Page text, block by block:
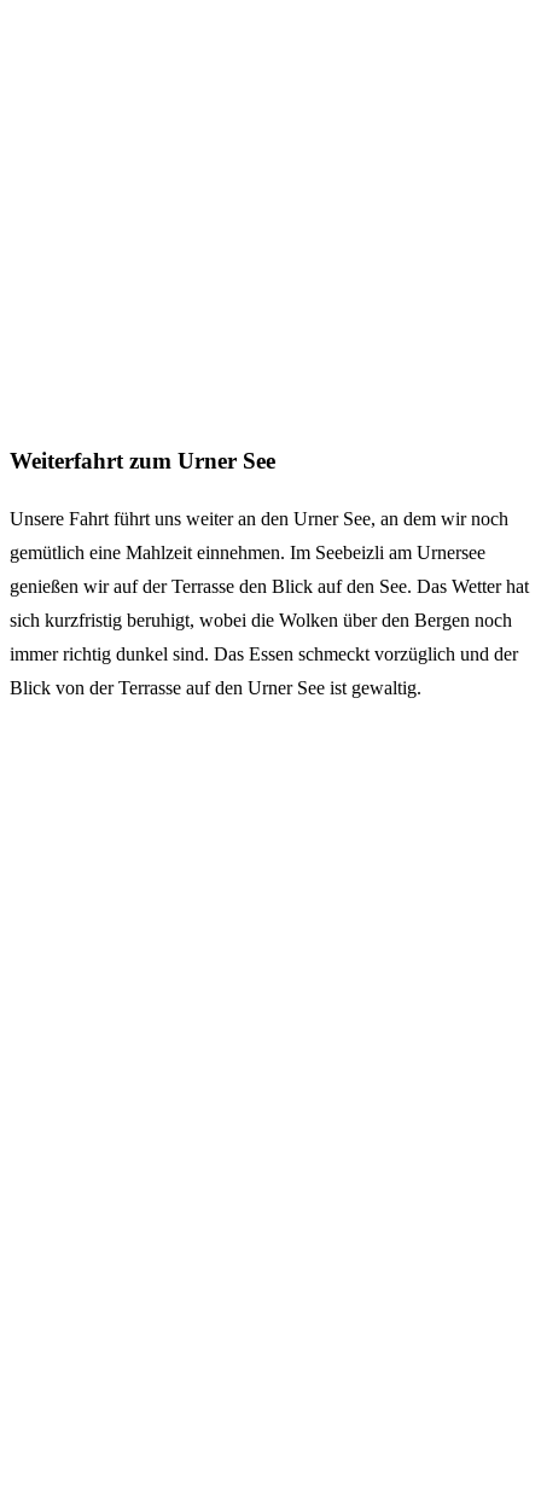
Weiterfahrt zum Urner See
Unsere Fahrt führt uns weiter an den Urner See, an dem wir noch
gemütlich eine Mahlzeit einnehmen. Im Seebeizli am Urnersee
genießen wir auf der Terrasse den Blick auf den See. Das Wetter hat
sich kurzfristig beruhigt, wobei die Wolken über den Bergen noch
immer richtig dunkel sind. Das Essen schmeckt vorzüglich und der
Blick von der Terrasse auf den Urner See ist gewaltig.